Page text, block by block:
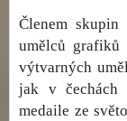
Členem skupin
umělců grafiků
výtvarných
jak v
medaile ze